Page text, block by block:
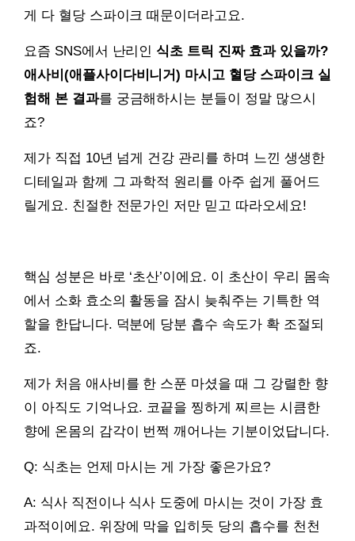
게 다 혈당 스파이크 때문이더라고요.
요즘 SNS에서 난리인 식초 트릭 진짜 효과 있을까?
애사비(애플사이다비니거) 마시고 혈당 스파이크 실
험해 본 결과를 궁금해하시는 분들이 정말 많으시
죠?
제가 직접 10년 넘게 건강 관리를 하며 느낀 생생한
디테일과 함께 그 과학적 원리를 아주 쉽게 풀어드
릴게요. 친절한 전문가인 저만 믿고 따라오세요!
핵심 성분은 바로 ‘초산’이에요. 이 초산이 우리 몸속
에서 소화 효소의 활동을 잠시 늦춰주는 기특한 역
할을 한답니다. 덕분에 당분 흡수 속도가 확 조절되
죠.
제가 처음 애사비를 한 스푼 마셨을 때 그 강렬한 향
이 아직도 기억나요. 코끝을 찡하게 찌르는 시큼한
향에 온몸의 감각이 번쩍 깨어나는 기분이었답니다.
Q: 식초는 언제 마시는 게 가장 좋은가요?
A: 식사 직전이나 식사 도중에 마시는 것이 가장 효
과적이에요. 위장에 막을 입히듯 당의 흡수를 천천